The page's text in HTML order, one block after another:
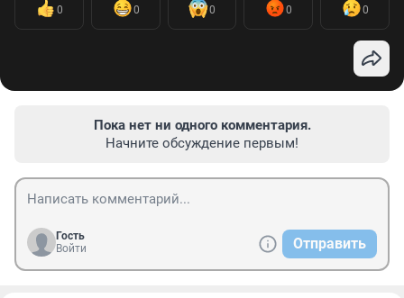
0 0 0 0 0
Пока нет ни одного комментария.
Начните обсуждение первым!
Гость
Войти
Отправить